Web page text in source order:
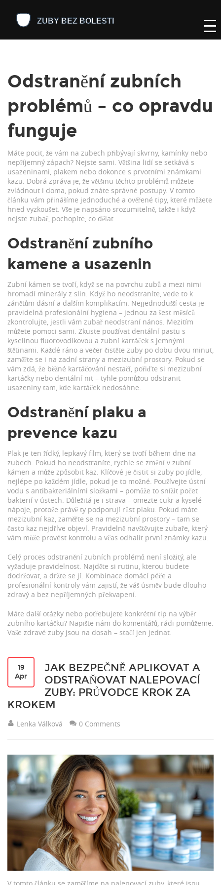
Odstranění zubních
problémů – co opravdu
funguje
Máte pocit, že vám na zubech přibývají skvrny, kamínky nebo
nepříjemný zápach? Nejste sami. Většina lidí se setkává s
usazeninami, plakem nebo dokonce s prvotními známkami
kazu. Dobrá zpráva je, že většinu těchto problémů můžete
zvládnout i doma, pokud znáte správné postupy. V tomto
článku vám přinášíme jednoduché a ověřené tipy, které můžete
hned vyzkoušet. Vše je napsáno srozumitelně, takže i když
nejste zubař, pochopíte, co dělat.
Odstranění zubního
kamene a usazenin
Zubní kámen se tvoří, když se na povrchu zubů a mezi nimi
hromadí minerály z slin. Když ho neodstraníte, vede to k
zánětům dásní a dalším komplikacím. Nejjednodušší cesta je
pravidelná profesionální hygiena – jednou za šest měsíců
zkontrolujte, jestli vám zubař neodstraní nános. Mezitím
můžete pomoci sami. Zkuste používat dentální pastu s
kyselinou fluorovodíkovou a zubní kartáček s jemnými
štětinami. Každé ráno a večer čistěte zuby po dobu dvou minut,
zaměřte se i na zadní strany a mezizubní prostory. Pokud se
vám zdá, že běžné kartáčování nestačí, pořiďte si mezizubní
kartáčky nebo dentální nit – tyhle pomůžou odstranit
usazeniny tam, kde kartáček nedosáhne.
Odstranění plaku a
prevence kazu
Plak je ten řídký, lepkavý film, který se tvoří během dne na
zubech. Pokud ho neodstraníte, rychle se změní v zubní
kámen a může způsobit kaz. Klíčové je čistit si zuby po jídle,
nejlépe po každém jídle, pokud je to možné. Používejte ústní
vodu s antibakteriálními složkami – pomůže to snížit počet
bakterií v ústech. Důležitá je i strava – omezte cukr a kyselé
nápoje, protože právě ty podporují růst plaku. Pokud máte
mezizubní kaz, zaměřte se na mezizubní prostory – tam se
často kaz nejdříve objeví. Pravidelně navštěvujte zubaře, který
vám může provést kontrolu a včas odhalit první známky kazu.
Celý proces odstranění zubních problémů není složitý, ale
vyžaduje pravidelnost. Najděte si rutinu, kterou budete
dodržovat, a držte se jí. Kombinace domácí péče a
profesionální kontroly vám zajistí, že váš úsměv bude dlouho
zdravý a bez nepříjemných překvapení.
Máte další otázky nebo potřebujete konkrétní tip na výběr
zubního kartáčku? Napište nám do komentářů, rádi pomůžeme.
Vaše zdravé zuby jsou na dosah – stačí jen jednat.
19
Apr
JAK BEZPEČNĚ APLIKOVAT A
ODSTRAŇOVAT NALEPOVACÍ
ZUBY: PRŮVODCE KROK ZA
KROKEM
Lenka Válková 0 Comments